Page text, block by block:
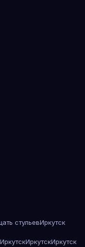
стульевИркутск
ИркутскИркутскИркутск